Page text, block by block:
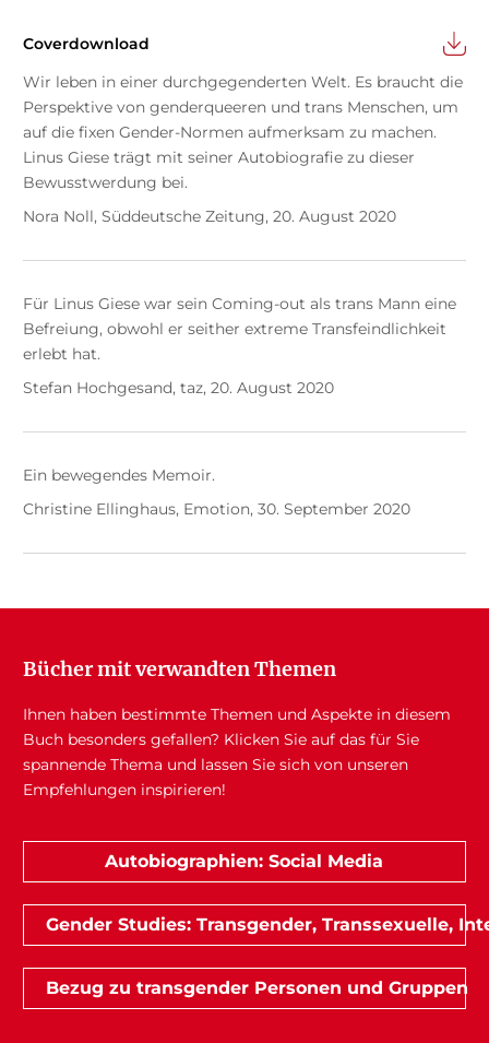
Coverdownload
Wir leben in einer durchgegenderten Welt. Es braucht die
Perspektive von genderqueeren und trans Menschen, um
auf die fixen Gender-Normen aufmerksam zu machen.
Linus Giese trägt mit seiner Autobiografie zu dieser
Bewusstwerdung bei.
Nora Noll, Süddeutsche Zeitung, 20. August 2020
Für Linus Giese war sein Coming-out als trans Mann eine
Befreiung, obwohl er seither extreme Transfeindlichkeit
erlebt hat.
Stefan Hochgesand, taz, 20. August 2020
Ein bewegendes Memoir.
Christine Ellinghaus, Emotion, 30. September 2020
Bücher mit verwandten Themen
Ihnen haben bestimmte Themen und Aspekte in diesem
Buch besonders gefallen? Klicken Sie auf das für Sie
spannende Thema und lassen Sie sich von unseren
Empfehlungen inspirieren!
Autobiographien: Social Media
Gender Studies: Transgender, Transsexuelle,
Bezug zu transgender Personen und Gruppen